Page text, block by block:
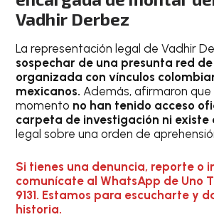
Vadhir Derbez
La representación legal de Vadhir
sospechar de una presunta red
organizada con vínculos
mexicanos. Además, afirmaron que
momento no han tenido acceso
carpeta de investigación ni existe
legal sobre una orden de
Si tienes una denuncia, reporte o
comunícate al WhatsApp de Uno
9131. Estamos para escucharte y
historia.